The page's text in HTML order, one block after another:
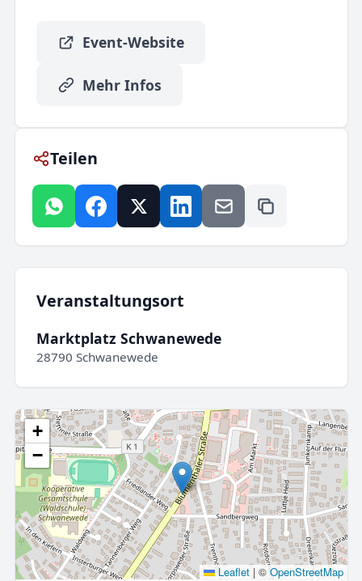
Event-Website
Mehr Infos
Teilen
Veranstaltungsort
Marktplatz Schwanewede
28790 Schwanewede
+
−
Leaflet |©OpenStreetMap